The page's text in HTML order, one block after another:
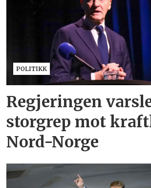
POLITIKK
Regjeringen
storgrep mot
Nord-Norge